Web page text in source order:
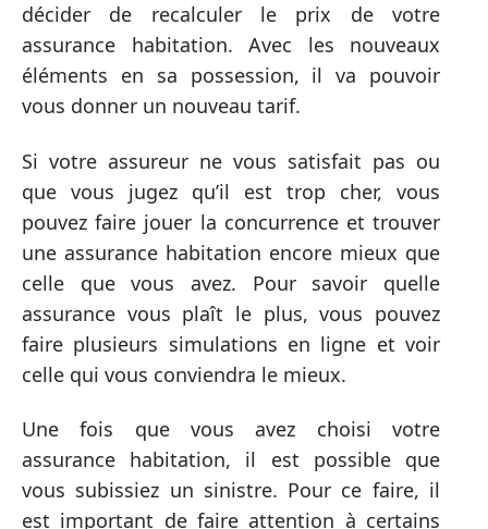
décider de recalculer le prix de votre
assurance habitation. Avec les nouveaux
éléments en sa possession, il va pouvoir
vous donner un nouveau tarif.
Si votre assureur ne vous satisfait pas ou
que vous jugez qu’il est trop cher, vous
pouvez faire jouer la concurrence et trouver
une assurance habitation encore mieux que
celle que vous avez. Pour savoir quelle
assurance vous plaît le plus, vous pouvez
faire plusieurs simulations en ligne et voir
celle qui vous conviendra le mieux.
Une fois que vous avez choisi votre
assurance habitation, il est possible que
vous subissiez un sinistre. Pour ce faire, il
est important de faire attention à certains